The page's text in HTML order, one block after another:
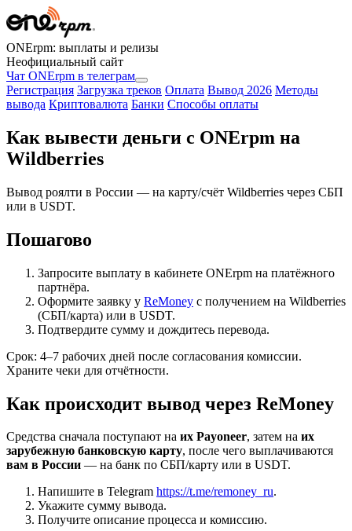
ONErpm: выплаты и релизы
Неофициальный сайт
Чат ONErpm в телеграм
Регистрация Загрузка треков Оплата Вывод 2026 Методы
вывода Криптовалюта Банки Способы оплаты
Как вывести деньги с ONErpm на
Wildberries
Вывод роялти в России — на карту/счёт Wildberries через СБП
или в USDT.
Пошагово
Запросите выплату в кабинете ONErpm на платёжного
партнёра.
Оформите заявку у ReMoney с получением на Wildberries
(СБП/карта) или в USDT.
Подтвердите сумму и дождитесь перевода.
Срок: 4–7 рабочих дней после согласования комиссии.
Храните чеки для отчётности.
Как происходит вывод через ReMoney
Средства сначала поступают на их Payoneer, затем на их
зарубежную банковскую карту, после чего выплачиваются
вам в России — на банк по СБП/карту или в USDT.
Напишите в Telegram https://t.me/remoney_ru.
Укажите сумму вывода.
Получите описание процесса и комиссию.